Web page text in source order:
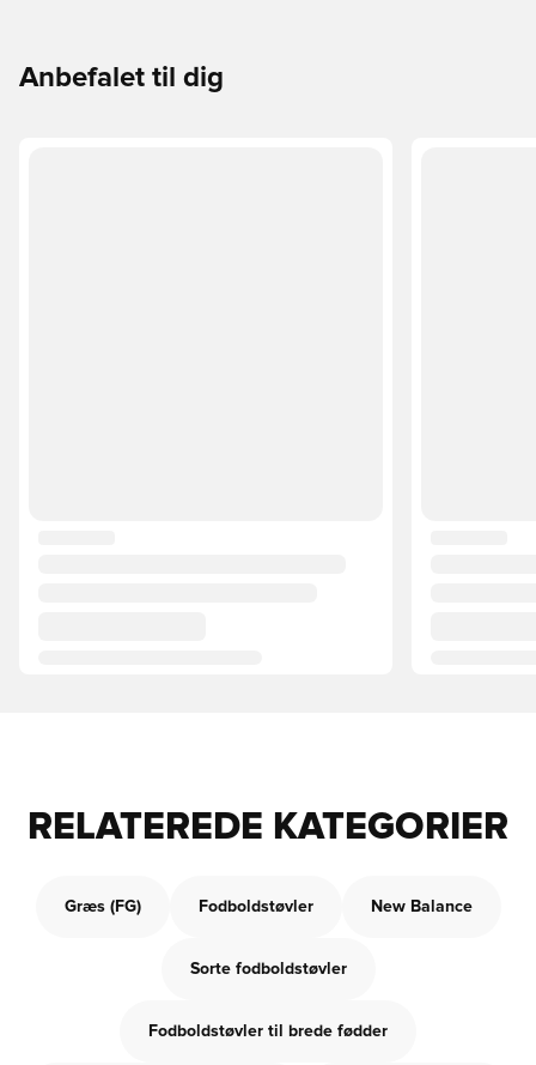
Anbefalet til dig
RELATEREDE KATEGORIER
Græs (FG) Fodboldstøvler New Balance
Sorte fodboldstøvler
Fodboldstøvler til brede fødder